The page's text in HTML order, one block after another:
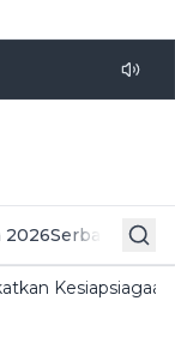
2026Serba Serbi